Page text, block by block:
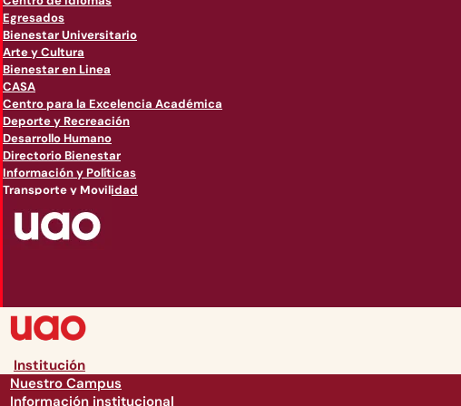
Egresados
Bienestar Universitario
Arte y Cultura
Bienestar en Linea
CASA
Centro para la Excelencia Académica
Deporte y Recreación
Desarrollo Humano
Directorio Bienestar
Información y Políticas
Transporte y Movilidad
Institución
Nuestro Campus
Información institucional